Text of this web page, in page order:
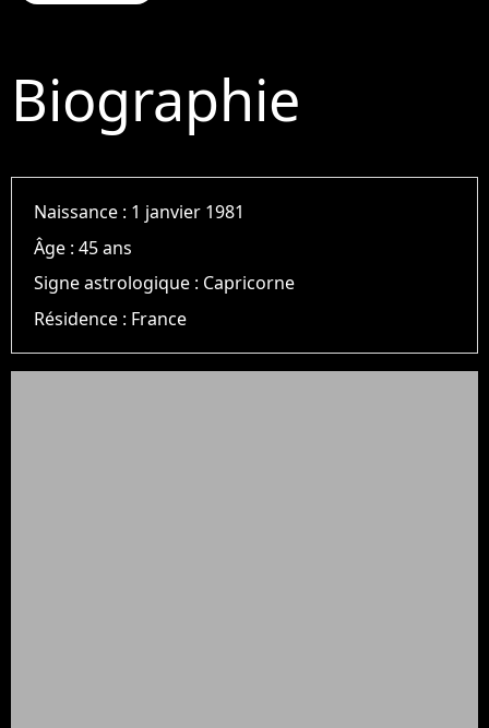
Biographie
Naissance : 1 janvier 1981
Âge :45 ans
Signe astrologique : Capricorne
Résidence : France